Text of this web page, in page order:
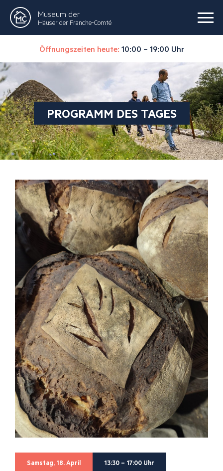
Museum der
Häuser der Franche-Comté
Öffnungszeiten heute: 10:00 – 19:00 Uhr
PROGRAMM DES TAGES
Samstag, 18. April 13:30 – 17:00 Uhr